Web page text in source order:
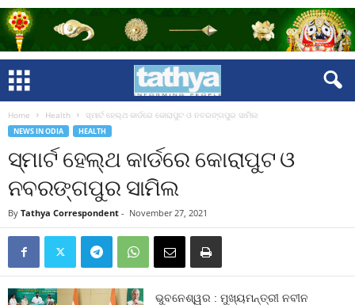
Home Health ସ୍ମାର୍ଟ ହେଲ୍‌ଥ କାର୍ଡରେ କୋରାପୁଟ ଓ ନବରଙ୍ଗପୁର ସାମିଲ
NEWS IN ODIA HEALTH
ସ୍ମାର୍ଟ ହେଲ୍‌ଥ କାର୍ଡରେ କୋରାପୁଟ ଓ
ନବରଙ୍ଗପୁର ସାମିଲ
By Tathya Correspondent - November 27, 2021
ଭୁବନେଶ୍ୱର : ମୁଖ୍ୟମନ୍ତ୍ରୀ ନବୀନ